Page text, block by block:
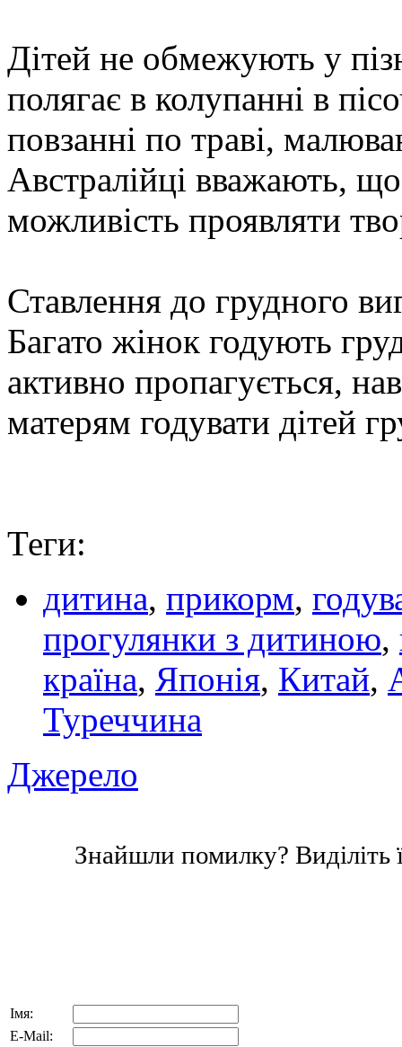
Дітей не обмежують у
полягає в колупанні в
повзанні по траві,
Австралійці вважають,
можливість проявляти
Ставлення до грудного
Багато жінок годують
активно пропагується,
матерям годувати дітей
Теги:
дитина, прикорм,
прогулянки з дитиною,
країна, Японія, Китай,
Туреччина
Джерело
Знайшли помилку? Виділіть
Імя:
E-Mail: